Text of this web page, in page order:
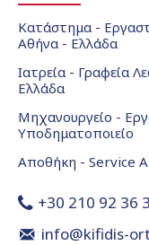
Κατάστημα -
Αθήνα - Ελλάδα
Ιατρεία - Γραφεία
Ελλάδα
Μηχανουργείο -
Υποδηματοποιείο
Αποθήκη - Service
+30 210 92 36
info@kifidis-